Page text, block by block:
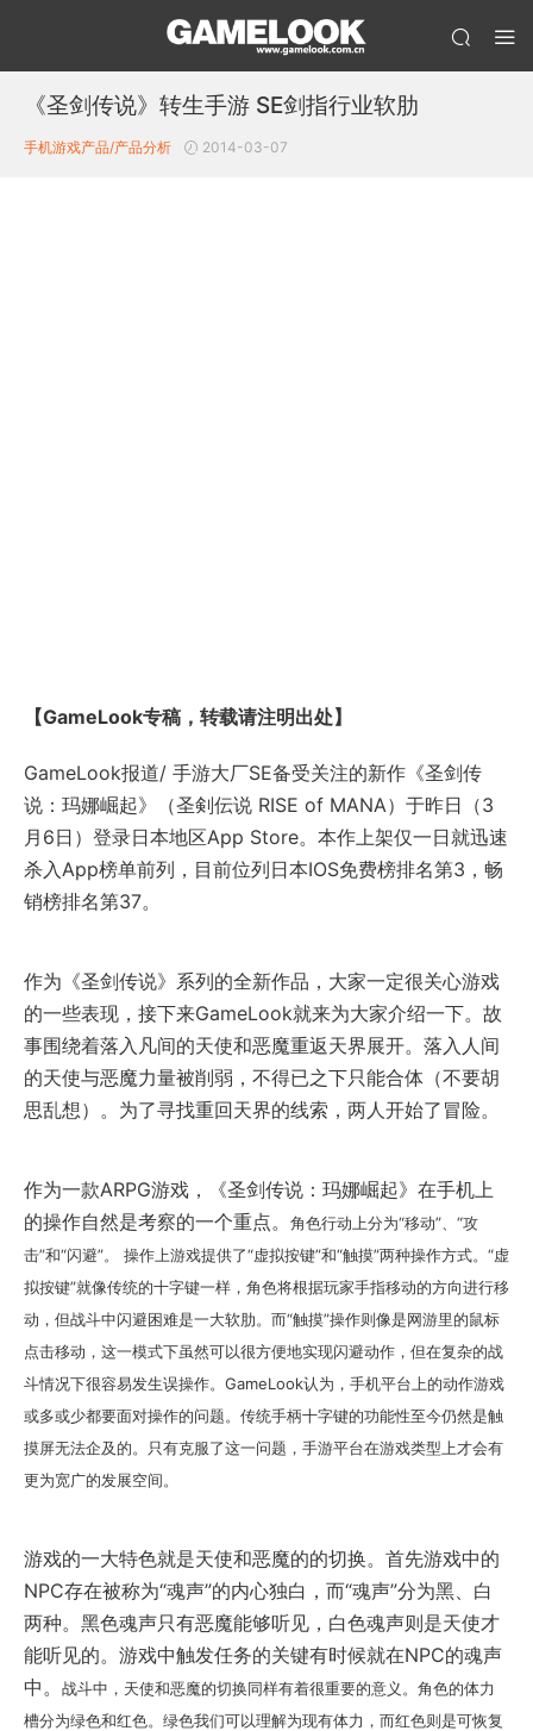
《圣剑传说》转生手游 SE剑指行业软肋
手机游戏产品/产品分析 2014-03-07
【GameLook专稿，转载请注明出处】
GameLook报道/ 手游大厂SE备受关注的新作《圣剑传
说：玛娜崛起》（圣剣伝说 RISE of MANA）于昨日（3
月6日）登录日本地区App Store。本作上架仅一日就迅速
杀入App榜单前列，目前位列日本IOS免费榜排名第3，畅
销榜排名第37。
作为《圣剑传说》系列的全新作品，大家一定很关心游戏
的一些表现，接下来GameLook就来为大家介绍一下。故
事围绕着落入凡间的天使和恶魔重返天界展开。落入人间
的天使与恶魔力量被削弱，不得已之下只能合体（不要胡
思乱想）。为了寻找重回天界的线索，两人开始了冒险。
作为一款ARPG游戏，《圣剑传说：玛娜崛起》在手机上
的操作自然是考察的一个重点。
角色行动上分为“移动”、“攻
击”和“闪避”。 操作上游戏提供了“虚拟按键”和“触摸”两种操作方式。“虚
拟按键”就像传统的十字键一样，角色将根据玩家手指移动的方向进行移
动，但战斗中闪避困难是一大软肋。而“触摸”操作则像是网游里的鼠标
点击移动，这一模式下虽然可以很方便地实现闪避动作，但在复杂的战
斗情况下很容易发生误操作。GameLook认为，手机平台上的动作游戏
或多或少都要面对操作的问题。传统手柄十字键的功能性至今仍然是触
摸屏无法企及的。只有克服了这一问题，手游平台在游戏类型上才会有
更为宽广的发展空间。
游戏的一大特色就是天使和恶魔的的切换。首先游戏中的
NPC存在被称为“魂声”的内心独白，而“魂声”分为黑、白
两种。黑色魂声只有恶魔能够听见，白色魂声则是天使才
能听见的。游戏中触发任务的关键有时候就在NPC的魂声
中。
战斗中，天使和恶魔的切换同样有着很重要的意义。角色的体力
槽分为绿色和红色。绿色我们可以理解为现有体力，而红色则是可恢复